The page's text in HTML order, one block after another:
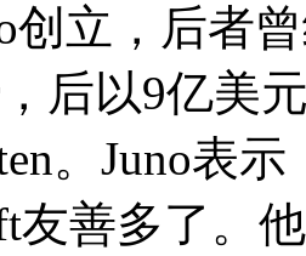
创立，后者
后以9亿美
。Juno表
友善多了。